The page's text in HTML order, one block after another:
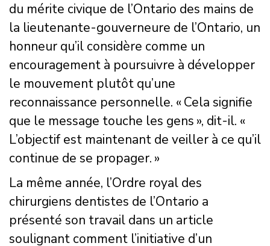
du mérite civique de l’Ontario des mains de
la lieutenante-gouverneure de l’Ontario, un
honneur qu’il considère comme un
encouragement à poursuivre à développer
le mouvement plutôt qu’une
reconnaissance personnelle. « Cela signifie
que le message touche les gens », dit-il. «
L’objectif est maintenant de veiller à ce qu’il
continue de se propager. »
La même année, l’Ordre royal des
chirurgiens dentistes de l’Ontario a
présenté son travail dans un article
soulignant comment l’initiative d’un